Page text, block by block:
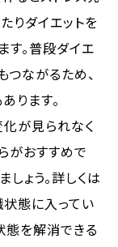
りダイエットを
す。普段ダイエ
つながるため、
ります。
化が見られなく
がおすすめで
ょう。詳しくは
態に入ってい
態を解消できる